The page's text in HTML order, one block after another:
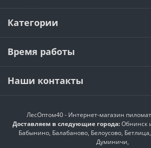
Категории
Время работы
Наши контакты
ЛесОптом40 - Интернет-магазин
Доставляем в следующие города:Обнинск
Бабынино, Балабаново, Белоусово,
Думиничи,